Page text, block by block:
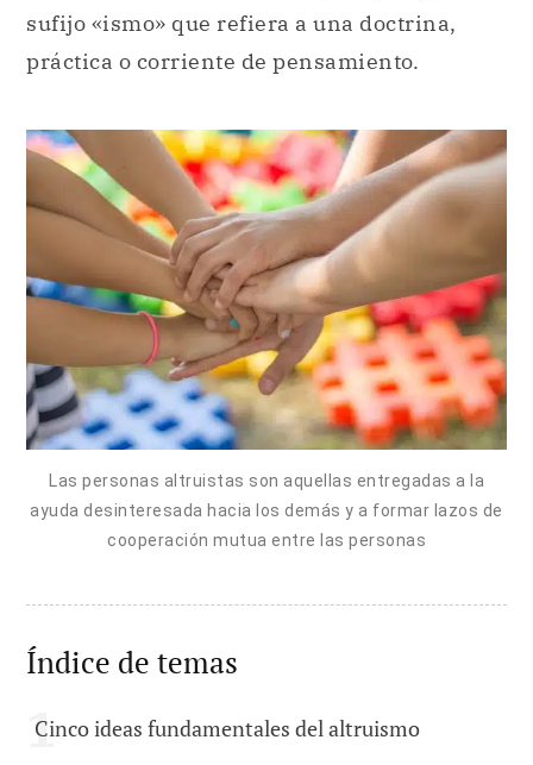
sufijo «ismo» que refiera a una doctrina,
práctica o corriente de pensamiento.
Las personas altruistas son aquellas entregadas a la
ayuda desinteresada hacia los demás y a formar lazos de
cooperación mutua entre las personas
Índice de temas
Cinco ideas fundamentales del altruismo